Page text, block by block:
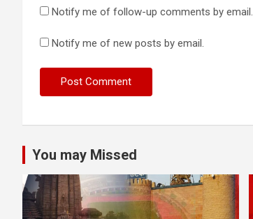
Notify me of follow-up comments by email.
Notify me of new posts by email.
You may Missed